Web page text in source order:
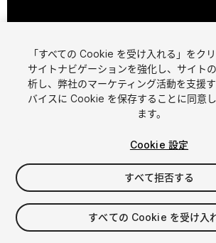
クッキーの設定
1/5
$20
「すべての Cookie を受け入れる」をクリ
サイトナビゲーションを強化し、サイト
析し、弊社のマーケティング活動を支援
バイスに Cookie を保存することに同意
ます。
Cookie 設定
すべて拒否する
すべての Cookie を受け入